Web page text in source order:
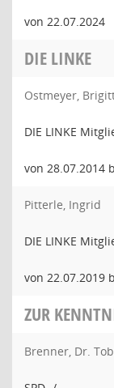
von 22.07.2024
DIE LINKE
Ostmeyer,
DIE LINKE
von 28.07.2014
Pitterle, Ingrid
DIE LINKE
von 22.07.2019
ZUR
Brenner, Dr.